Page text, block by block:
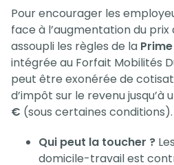
Pour encourager les
face à l’augmentation du prix
assoupli les règles de la
intégrée au Forfait Mobilités
peut être exonérée de
d’impôt sur le revenu
€ (sous certaines conditions).
Qui peut la toucher ?
domicile-travail est